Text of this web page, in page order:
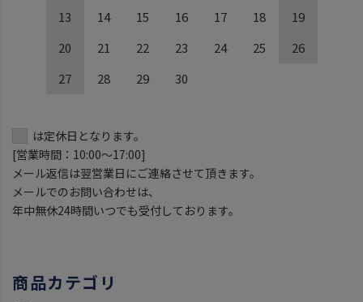
13 14 15 16 17 18
19
20
21 22 23 24 25
26
27
28 29 30
は定休日となります。
[営業時間：10:00～17:00]
メール返信は翌営業日にご連絡させて頂きます。
メールでのお問い合わせは、
年中無休24時間いつでも受付しております。
商品カテゴリ